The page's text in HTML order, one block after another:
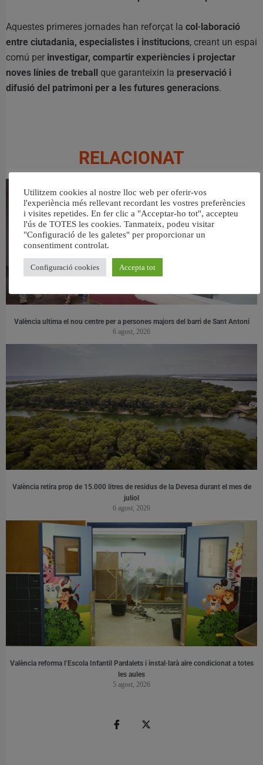
Aquestes primeres jornades han reforçat la col·laboració
entre ciutadania, especialistes i institucions, creant un espai
comú per investigar, compartir experiències i projectar
noves línies de treball
que garanteixin la preservació i
difusió del patrimoni per a les futures generacions.
RELACIONAT
València ultima el nou centre per a persones majors del barri de Sant Antoni
6 agost, 2026
València retira prop de 15.000 litres de residus de la Devesa durant el mes de
juliol
6 agost, 2026
València reforma l’Escola Infantil Pardalets i instal·larà aire condicionat a totes
les aules
5 agost, 2026
Utilitzem cookies al nostre lloc web per oferir-vos
l'experiència més rellevant recordant les vostres preferències
i visites repetides. En fer clic a "Acceptar-ho tot", accepteu
l'ús de TOTES les cookies. Tanmateix, podeu visitar
"Configuració de les galetes" per proporcionar un
consentiment controlat.
Configuració cookies Accepta tot